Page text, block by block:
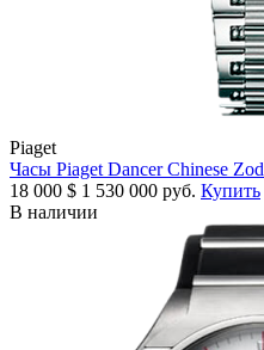
Piaget
Часы Piaget Dancer
18 000 $ 1 530 000 руб. Купить
В наличии